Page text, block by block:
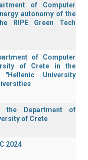
of Computer
autonomy of the
RIPE Green Tech
of Computer
of Crete in the
University
the Department of
of Crete
2024